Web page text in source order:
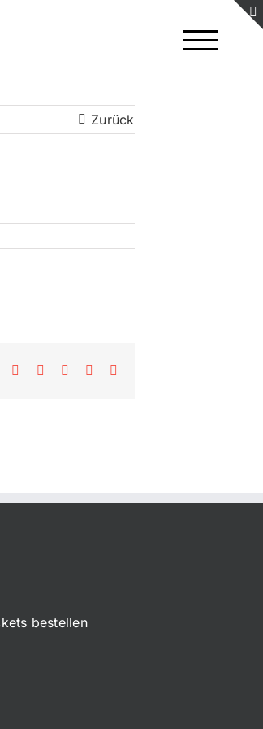
Zurück
LinkedInWhatsApp
TumblrPinterest